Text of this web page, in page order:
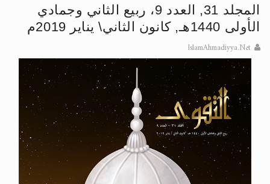
اقرأ هذا الكتاب وتعرّف على حقيقة
الحجّ.. دلالات، حِكم، وأهداف >> المزيد
اقرأ هذا المقال في أهمية عيد
المجلد 31, العدد 9، ربيع الثاني وجمادي
الأولى 1440هـ, كانون الثاني\ يناير 2019م
IslamAhmadiyya.Net